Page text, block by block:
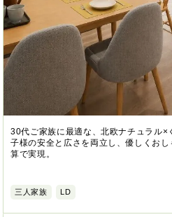
30代ご家族に最適な、北欧ナチュラル×
子様の安全と広さを両立し、優しくお
算で実現。
三人家族 LD